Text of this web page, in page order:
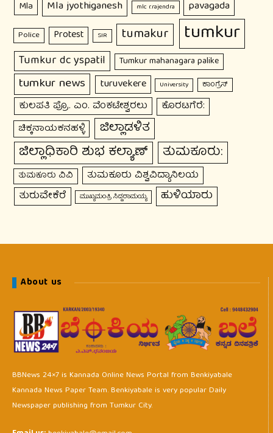
Mla Mla jyothiganesh mlc r.rajendra pavagada
Police Protest SIR tumakur tumkur
Tumkur dc yspatil Tumkur mahanagara palike
tumkur news turuvekere University ಕಾಂಗ್ರೆಸ್
ಕುಲಪತಿ ಪ್ರೊ. ಎಂ. ವೆಂಕಟೇಶ್ವರಲು ಕೊರಟಗೆರೆ:
ಚಿಕ್ಕನಾಯಕನಹಳ್ಳಿ ಜಿಲ್ಲಾಡಳಿತ
ಜಿಲ್ಲಾಧಿಕಾರಿ ಶುಭ ಕಲ್ಯಾಣ್ ತುಮಕೂರು:
ತುಮಕೂರು ವಿವಿ ತುಮಕೂರು ವಿಶ್ವವಿದ್ಯಾನಿಲಯ
ತುರುವೇಕೆರೆ ಮುಖ್ಯಮಂತ್ರಿ ಸಿದ್ದರಾಮಯ್ಯ ಹುಳಿಯಾರು
About us
BBNews 24×7 is Kannada Online News Portal from Benkiyabale
Kannada News Paper Team. Benkiyabale is very popular Daily
Newspaper publishing from Tumkur City.